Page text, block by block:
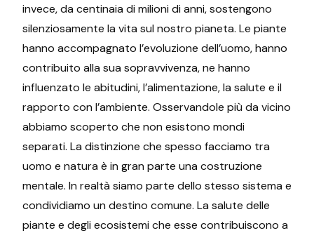
invece, da centinaia di milioni di anni, sostengono
silenziosamente la vita sul nostro pianeta. Le piante
hanno accompagnato l’evoluzione dell’uomo, hanno
contribuito alla sua sopravvivenza, ne hanno
influenzato le abitudini, l’alimentazione, la salute e il
rapporto con l’ambiente. Osservandole più da vicino
abbiamo scoperto che non esistono mondi
separati. La distinzione che spesso facciamo tra
uomo e natura è in gran parte una costruzione
mentale. In realtà siamo parte dello stesso sistema e
condividiamo un destino comune. La salute delle
piante e degli ecosistemi che esse contribuiscono a